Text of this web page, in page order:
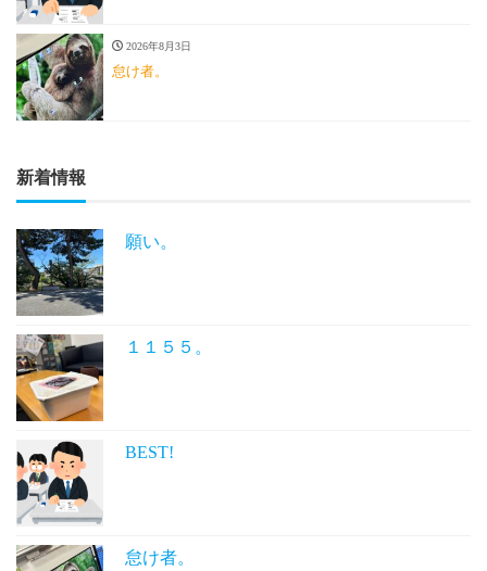
2026年8月3日
怠け者。
新着情報
願い。
１１５５。
BEST!
怠け者。